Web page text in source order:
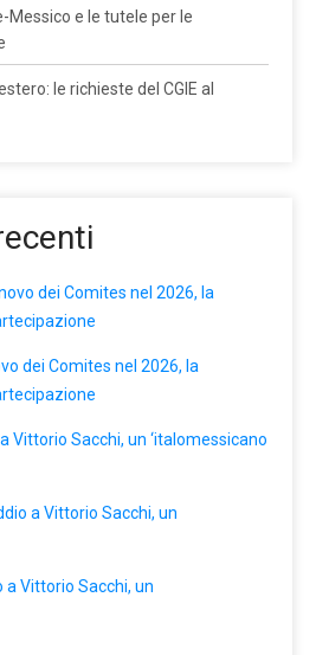
Messico e le tutele per le
le richieste del CGIE al
dei Comites nel 2026, la
dei Comites nel 2026, la
Vittorio Sacchi, un ‘italomessicano
a Vittorio Sacchi, un
a Vittorio Sacchi, un